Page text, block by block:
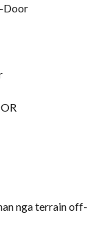
Door
nga terrain off-